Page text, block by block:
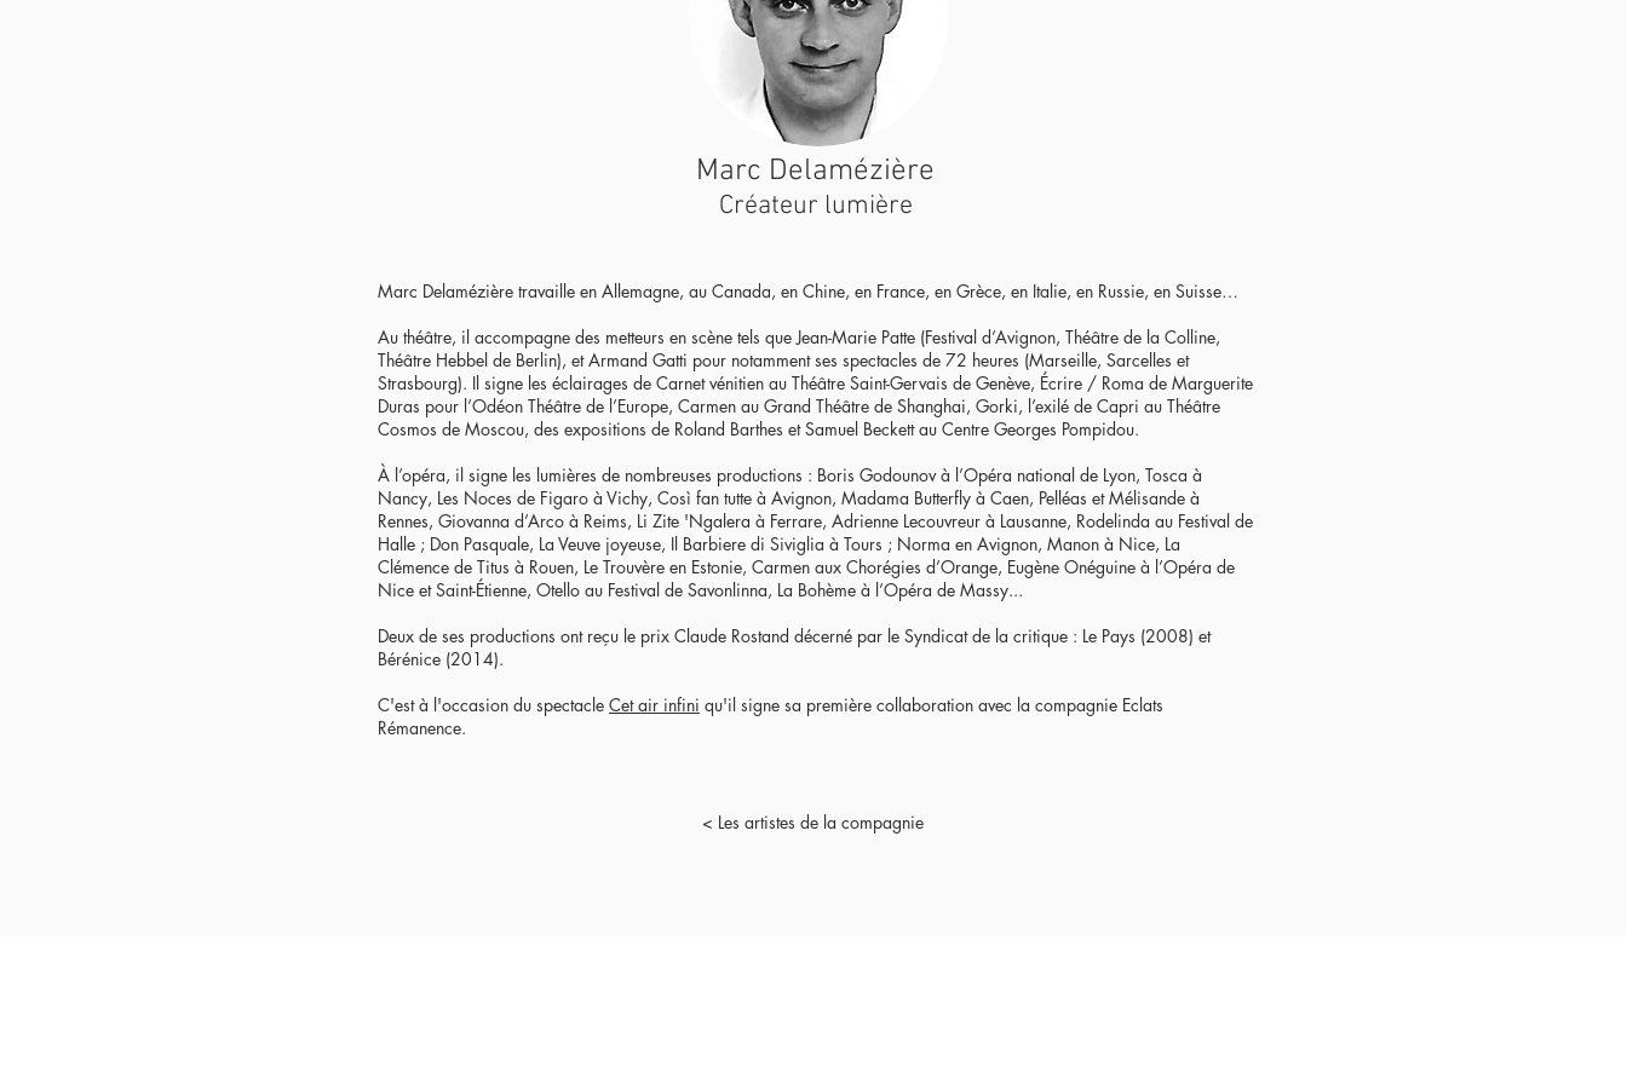
Marc Delamézière
Créateur lumière
Marc Delamézière travaille en Allemagne, au Canada, en Chine, en France, en Grèce, en Italie, en Russie, en Suisse…
Au théâtre, il accompagne des metteurs en scène tels que Jean-Marie Patte (Festival d’Avignon, Théâtre de la Colline,
Théâtre Hebbel de Berlin), et Armand Gatti pour notamment ses spectacles de 72 heures (Marseille, Sarcelles et
Strasbourg). Il signe les éclairages de Carnet vénitien au Théâtre Saint-Gervais de Genève, Écrire / Roma de Marguerite
Duras pour l’Odéon Théâtre de l’Europe, Carmen au Grand Théâtre de Shanghai, Gorki, l’exilé de Capri au Théâtre
Cosmos de Moscou, des expositions de Roland Barthes et Samuel Beckett au Centre Georges Pompidou.
À l’opéra, il signe les lumières de nombreuses productions : Boris Godounov à l’Opéra national de Lyon, Tosca à
Nancy, Les Noces de Figaro à Vichy, Così fan tutte à Avignon, Madama Butterfly à Caen, Pelléas et Mélisande à
Rennes, Giovanna d’Arco à Reims, Li Zite 'Ngalera à Ferrare, Adrienne Lecouvreur à Lausanne, Rodelinda au Festival de
Halle ; Don Pasquale, La Veuve joyeuse, Il Barbiere di Siviglia à Tours ; Norma en Avignon, Manon à Nice, La
Clémence de Titus à Rouen, Le Trouvère en Estonie, Carmen aux Chorégies d’Orange, Eugène Onéguine à l’Opéra de
Nice et Saint-Étienne, Otello au Festival de Savonlinna, La Bohème à l’Opéra de Massy...
Deux de ses productions ont reçu le prix Claude Rostand décerné par le Syndicat de la critique : Le Pays (2008) et
Bérénice (2014).
C'est à l'occasion du spectacle Cet air infini qu'il signe sa première collaboration avec la compagnie Eclats
Rémanence.
< Les artistes de la compagnie